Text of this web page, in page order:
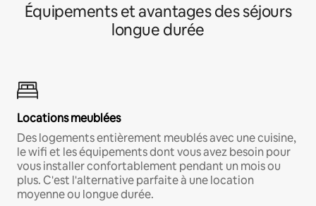
Équipements et avantages des séjours
longue durée
Locations meublées
Des logements entièrement meublés avec une cuisine,
le wifi et les équipements dont vous avez besoin pour
vous installer confortablement pendant un mois ou
plus. C'est l'alternative parfaite à une location
moyenne ou longue durée.